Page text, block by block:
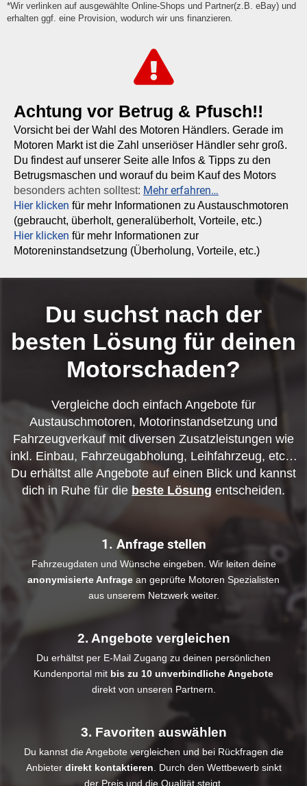
*Wir verlinken auf ausgewählte Online-Shops und Partner(z.B. eBay) und
erhalten ggf. eine Provision, wodurch wir uns finanzieren.
Achtung vor Betrug & Pfusch!!
Vorsicht bei der Wahl des Motoren Händlers. Gerade im
Motoren Markt ist die Zahl unseriöser Händler sehr groß.
Du findest auf unserer Seite alle Infos & Tipps zu den
Betrugsmaschen und worauf du beim Kauf des Motors
besonders achten solltest: Mehr erfahren…
Hier klicken für mehr Informationen zu Austauschmotoren
(gebraucht, überholt, generalüberholt, Vorteile, etc.)
Hier klicken für mehr Informationen zur
Motoreninstandsetzung (Überholung, Vorteile, etc.)
Du suchst nach der
besten Lösung für deinen
Motorschaden?
Vergleiche doch einfach Angebote für
Austauschmotoren, Motorinstandsetzung und
Fahrzeugverkauf mit diversen Zusatzleistungen wie
inkl. Einbau, Fahrzeugabholung, Leihfahrzeug, etc…
Du erhältst alle Angebote auf einen Blick und kannst
dich in Ruhe für die beste Lösung entscheiden.
1. Anfrage stellen
Fahrzeugdaten und Wünsche eingeben. Wir leiten deine
anonymisierte Anfrage an geprüfte Motoren Spezialisten
aus unserem Netzwerk weiter.
2. Angebote vergleichen
Du erhältst per E-Mail Zugang zu deinen persönlichen
Kundenportal mit bis zu 10 unverbindliche Angebote
direkt von unseren Partnern.
3. Favoriten auswählen
Du kannst die Angebote vergleichen und bei Rückfragen die
Anbieter direkt kontaktieren. Durch den Wettbewerb sinkt
der Preis und die Qualität steigt.​